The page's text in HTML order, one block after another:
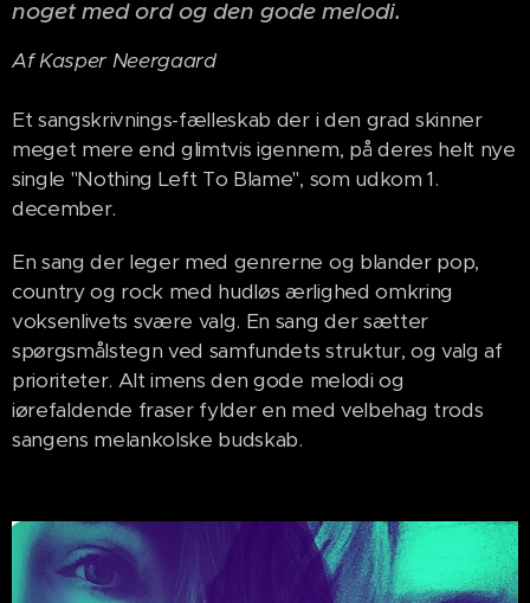
noget med ord og den gode melodi.
Af Kasper Neergaard
Et sangskrivnings-fælleskab der i den grad skinner
meget mere end glimtvis igennem, på deres helt nye
single "Nothing Left To Blame", som udkom 1.
december.
En sang der leger med genrerne og blander pop,
country og rock med hudløs ærlighed omkring
voksenlivets svære valg. En sang der sætter
spørgsmålstegn ved samfundets struktur, og valg af
prioriteter. Alt imens den gode melodi og
iørefaldende fraser fylder en med velbehag trods
sangens melankolske budskab.